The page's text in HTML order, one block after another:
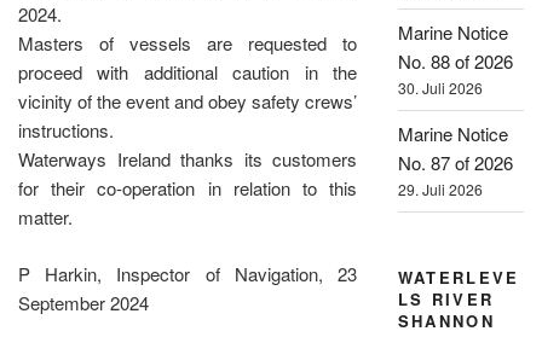
2024.
Masters of vessels are requested to
proceed with additional caution in the
vicinity of the event and obey safety crews’
instructions.
Waterways Ireland thanks its customers
for their co-operation in relation to this
matter.
P Harkin, Inspector of Navigation, 23
September 2024
Marine Notice
No. 88 of 2026
30. Juli 2026
Marine Notice
No. 87 of 2026
29. Juli 2026
WATERLEVE
LS RIVER
SHANNON